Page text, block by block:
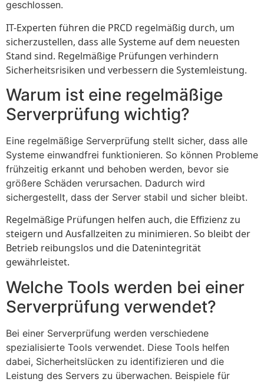
geschlossen.
IT-Experten führen die PRCD regelmäßig durch, um
sicherzustellen, dass alle Systeme auf dem neuesten
Stand sind. Regelmäßige Prüfungen verhindern
Sicherheitsrisiken und verbessern die Systemleistung.
Warum ist eine regelmäßige
Serverprüfung wichtig?
Eine regelmäßige Serverprüfung stellt sicher, dass alle
Systeme einwandfrei funktionieren. So können Probleme
frühzeitig erkannt und behoben werden, bevor sie
größere Schäden verursachen. Dadurch wird
sichergestellt, dass der Server stabil und sicher bleibt.
Regelmäßige Prüfungen helfen auch, die Effizienz zu
steigern und Ausfallzeiten zu minimieren. So bleibt der
Betrieb reibungslos und die Datenintegrität
gewährleistet.
Welche Tools werden bei einer
Serverprüfung verwendet?
Bei einer Serverprüfung werden verschiedene
spezialisierte Tools verwendet. Diese Tools helfen
dabei, Sicherheitslücken zu identifizieren und die
Leistung des Servers zu überwachen. Beispiele für